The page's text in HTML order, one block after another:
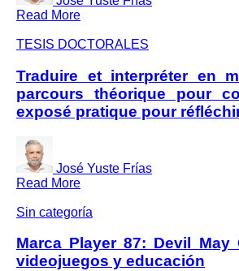
Read More
TESIS DOCTORALES
Traduire et interpréter en
parcours théorique pour
exposé pratique pour
José Yuste Frías
Read More
Sin categoría
Marca Player 87: Devil May
videojuegos y educación